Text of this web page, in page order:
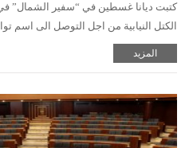
كتبت ديانا غسطين في “سفير الشمال”
الكتل النيابية من اجل التوصل الى اسم
المزيد